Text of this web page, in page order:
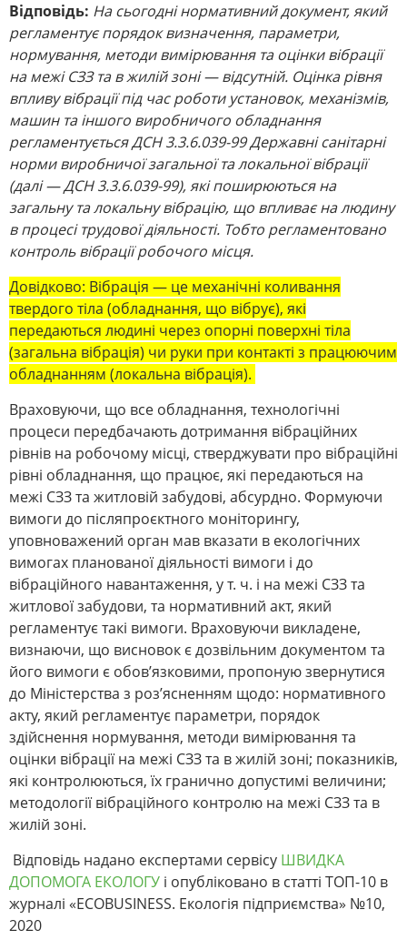
Відповідь: На сьогодні нормативний документ, який
регламентує порядок визначення, параметри,
нормування, методи вимірювання та оцінки вібрації
на межі СЗЗ та в жилій зоні — відсутній. Оцінка рівня
впливу вібрації під час роботи установок, механізмів,
машин та іншого виробничого обладнання
регламентується ДСН 3.3.6.039-99 Державні санітарні
норми виробничої загальної та локальної вібрації
(далі — ДСН 3.3.6.039-99), які поширюються на
загальну та локальну вібрацію, що впливає на людину
в процесі трудової діяльності. Тобто регламентовано
контроль вібрації робочого місця.
Довідково: Вібрація — це механічні коливання
твердого тіла (обладнання, що вібрує), які
передаються людині через опорні поверхні тіла
(загальна вібрація) чи руки при контакті з працюючим
обладнанням (локальна вібрація).
Враховуючи, що все обладнання, технологічні
процеси передбачають дотримання вібраційних
рівнів на робочому місці, стверджувати про вібраційні
рівні обладнання, що працює, які передаються на
межі СЗЗ та житловій забудові, абсурдно. Формуючи
вимоги до післяпроєктного моніторингу,
уповноважений орган мав вказати в екологічних
вимогах планованої діяльності вимоги і до
вібраційного навантаження, у т. ч. і на межі СЗЗ та
житлової забудови, та нормативний акт, який
регламентує такі вимоги. Враховуючи викладене,
визнаючи, що висновок є дозвільним документом та
його вимоги є обов’язковими, пропоную звернутися
до Міністерства з роз’ясненням щодо: нормативного
акту, який регламентує параметри, порядок
здійснення нормування, методи вимірювання та
оцінки вібрації на межі СЗЗ та в жилій зоні; показників,
які контролюються, їх гранично допустимі величини;
методології вібраційного контролю на межі СЗЗ та в
жилій зоні.
Відповідь надано експертами сервісу ШВИДКА
ДОПОМОГА ЕКОЛОГУ і опубліковано в статті ТОП-10 в
журналі «ECOBUSINESS. Екологія підприємства» №10,
2020